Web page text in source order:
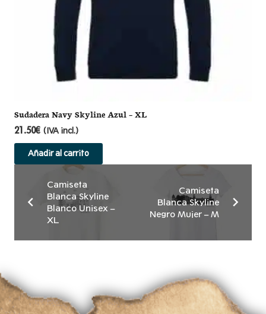
Sudadera Navy Skyline Azul – XL
21.50€ (IVA incl.)
Añadir al carrito
Camiseta
Blanca Skyline
Blanco Unisex –
XL
Camiseta
Blanca Skyline
Negro Mujer – M